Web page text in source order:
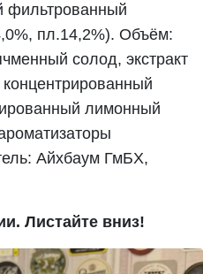
фильтрованный
пл.14,2%). Объём:
солод, экстракт
лимонный
Айхбаум ГмБХ,
Листайте вниз!